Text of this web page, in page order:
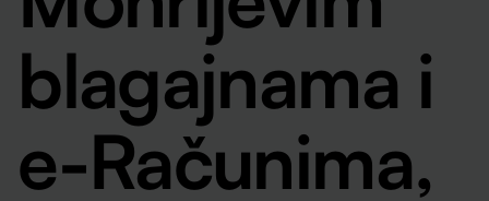
blagajnama i
e-Računima,